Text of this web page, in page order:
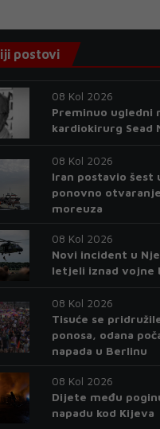
postovi
08 Kol 2026
Preminuo ugledni
kardiokirurg Sead
08 Kol 2026
Iran postavio šest
ponovno
moreuza
08 Kol 2026
Novi incident u
letjeli iznad vojne
08 Kol 2026
Tisuće se
ponosa, odana
napada u Berlinu
08 Kol 2026
Dijete među
napadu kod Kijeva